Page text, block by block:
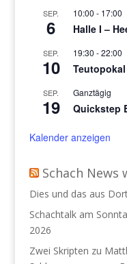
SEP.
6
10:00 - 17:00
Halle I –
SEP.
10
19:30 -22:00
SEP.
19
Ganztägig
Quickstep
Kalender anzeigen
Schach News
Dies und das aus
Schachtalk am
2026
Zwei Skripten zu